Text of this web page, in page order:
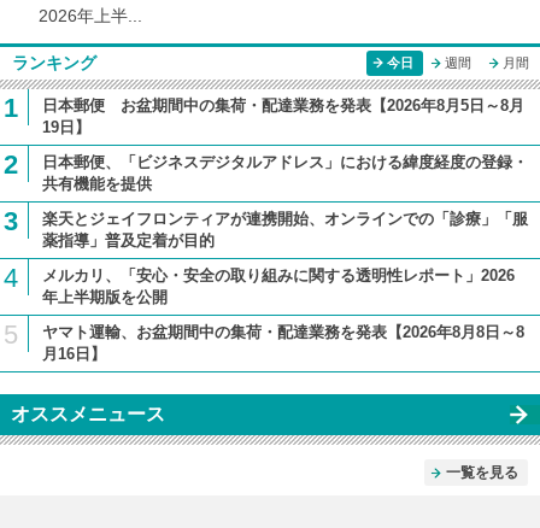
2026年上半...
ランキング 今日 週間 月間
1
日本郵便 お盆期間中の集荷・配達業務を発表【2026年8月5日～8月
19日】
2
日本郵便、「ビジネスデジタルアドレス」における緯度経度の登録・
共有機能を提供
3
楽天とジェイフロンティアが連携開始、オンラインでの「診療」「服
薬指導」普及定着が目的
4
メルカリ、「安心・安全の取り組みに関する透明性レポート」2026
年上半期版を公開
5
ヤマト運輸、お盆期間中の集荷・配達業務を発表【2026年8月8日～8
月16日】
オススメニュース
一覧を見る